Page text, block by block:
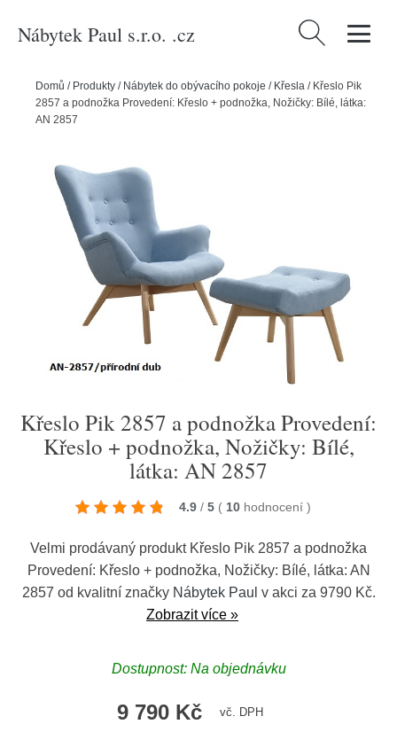
Nábytek Paul s.r.o. .cz Vyhledávání
Domů / Produkty / Nábytek do obývacího pokoje / Křesla / Křeslo Pik
2857 a podnožka Provedení: Křeslo + podnožka, Nožičky: Bílé, látka:
AN 2857
Křeslo Pik 2857 a podnožka Provedení:
Křeslo + podnožka, Nožičky: Bílé,
látka: AN 2857
4.9 / 5 ( 10 hodnocení )
Velmi prodávaný produkt Křeslo Pik 2857 a podnožka
Provedení: Křeslo + podnožka, Nožičky: Bílé, látka: AN
2857 od kvalitní značky Nábytek Paul v akci za 9790 Kč.
Zobrazit více »
Dostupnost: Na objednávku
9 790 Kč vč. DPH